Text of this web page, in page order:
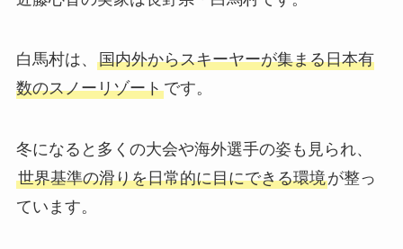
白馬村は、 国内外からスキーヤーが集まる日本有
数のスノーリゾートです。
冬になると多くの大会や海外選手の姿も見られ、
世界基準の滑りを日常的に目にできる環境が整っ
ています。